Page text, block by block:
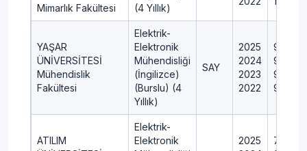
Mimarlık Fakültesi
(4 Yıllık)
YAŞAR
ÜNİVERSİTESİ
Mühendislik
Fakültesi
Elektrik-
Elektronik
Mühendisliği
(İngilizce)
(Burslu) (4
Yıllık)
SAY
2025
2024
2023
2022
9
9
9
9
ATILIM
Elektrik-
Elektronik
2025
7